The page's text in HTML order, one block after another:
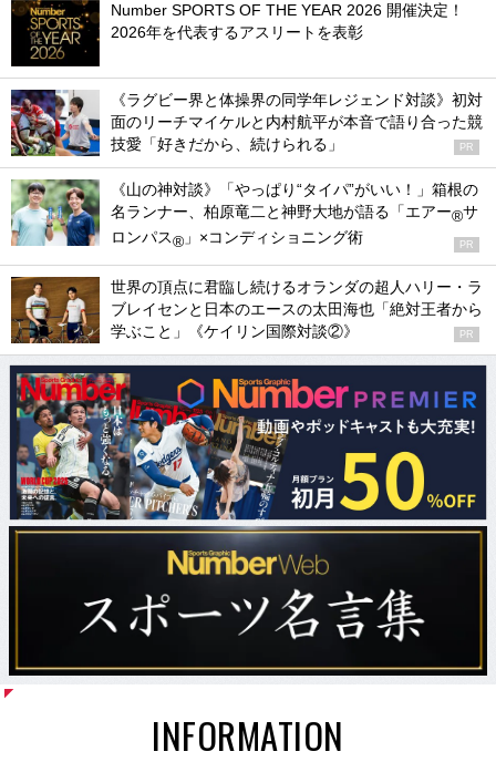
Number SPORTS OF THE YEAR 2026 開催決定！
2026年を代表するアスリートを表彰
《ラグビー界と体操界の同学年レジェンド対談》初対
面のリーチマイケルと内村航平が本音で語り合った競
技愛「好きだから、続けられる」
PR
《山の神対談》「やっぱり“タイパ”がいい！」箱根の
名ランナー、柏原竜二と神野大地が語る「エアー®サ
ロンパス® 」×コンディショニング術 PR
世界の頂点に君臨し続けるオランダの超人ハリー・ラ
ブレイセンと日本のエースの太田海也「絶対王者から
学ぶこと」《ケイリン国際対談②》
PR
INFORMATION